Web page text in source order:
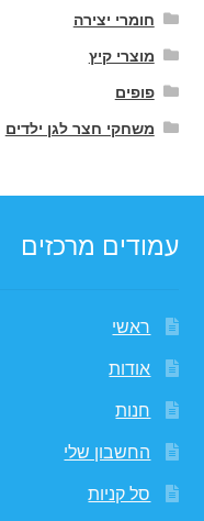
חומרי יצירה
מוצרי קיץ
פופים
משחקי חצר לגן ילדים
עמודים מרכזים
ראשי
אודות
חנות
החשבון שלי
סל קניות